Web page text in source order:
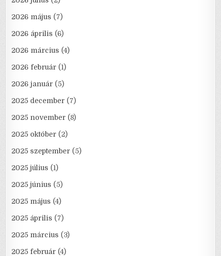
2026 május (7)
2026 április (6)
2026 március (4)
2026 február (1)
2026 január (5)
2025 december (7)
2025 november (8)
2025 október (2)
2025 szeptember (5)
2025 július (1)
2025 június (5)
2025 május (4)
2025 április (7)
2025 március (3)
2025 február (4)